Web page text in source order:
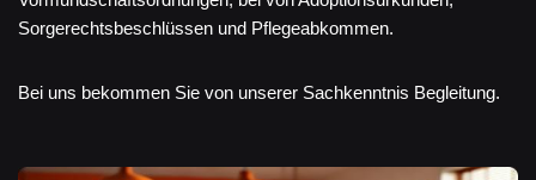
Sorgerechtsbeschlüssen und Pflegeabkommen.
Bei uns bekommen Sie von unserer Sachkenntnis Begleitung.